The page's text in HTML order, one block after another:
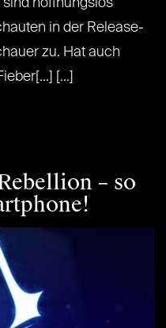
sind hoffnungslos
in der Release-
zu. Hat auch
[...]
– so